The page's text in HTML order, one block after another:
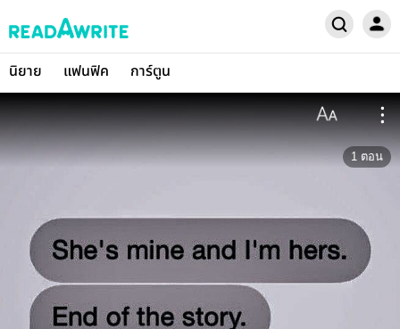
นิยาย แฟนฟิค การ์ตูน
1 ตอน